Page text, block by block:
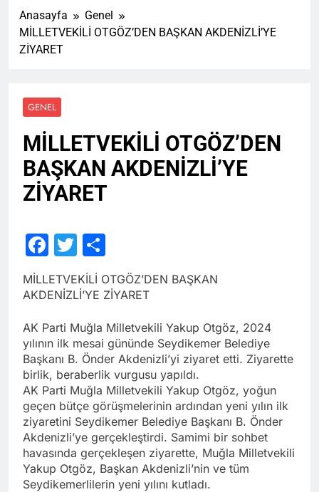
Anasayfa
Genel
MİLLETVEKİLİ OTGÖZ’DEN BAŞKAN AKDENİZLİ’YE
ZİYARET
GENEL
MİLLETVEKİLİ OTGÖZ’DEN
BAŞKAN AKDENİZLİ’YE
ZİYARET
Facebook
Twitter
MİLLETVEKİLİ OTGÖZ’DEN BAŞKAN
AKDENİZLİ’YE ZİYARET
AK Parti Muğla Milletvekili Yakup Otgöz, 2024
yılının ilk mesai gününde Seydikemer Belediye
Başkanı B. Önder Akdenizli’yi ziyaret etti. Ziyarette
birlik, beraberlik vurgusu yapıldı.
AK Parti Muğla Milletvekili Yakup Otgöz, yoğun
geçen bütçe görüşmelerinin ardından yeni yılın ilk
ziyaretini Seydikemer Belediye Başkanı B. Önder
Akdenizli’ye gerçekleştirdi. Samimi bir sohbet
havasında gerçekleşen ziyarette, Muğla Milletvekili
Yakup Otgöz, Başkan Akdenizli’nin ve tüm
Seydikemerlilerin yeni yılını kutladı.